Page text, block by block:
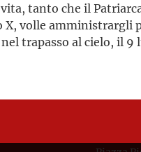
tanto che il
X, volle amministrargli
trapasso al cielo, il 9